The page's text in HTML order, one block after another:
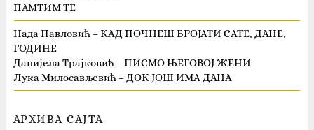
ПАМТИМ ТЕ
Нада Павловић – КАД ПОЧНЕШ БРОЈАТИ САТЕ, ДАНЕ,
ГОДИНЕ
Данијела Трајковић – ПИСМО ЊЕГОВОЈ ЖЕНИ
Лука Милосављевић – ДОК ЈОШ ИМА ДАНА
АРХИВА САЈТА